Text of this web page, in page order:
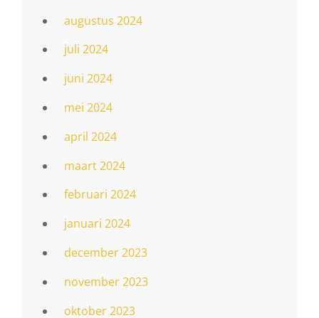
augustus 2024
juli 2024
juni 2024
mei 2024
april 2024
maart 2024
februari 2024
januari 2024
december 2023
november 2023
oktober 2023